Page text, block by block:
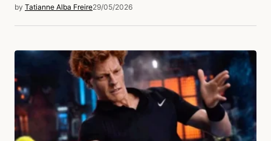
by Tatianne Alba Freire29/05/2026